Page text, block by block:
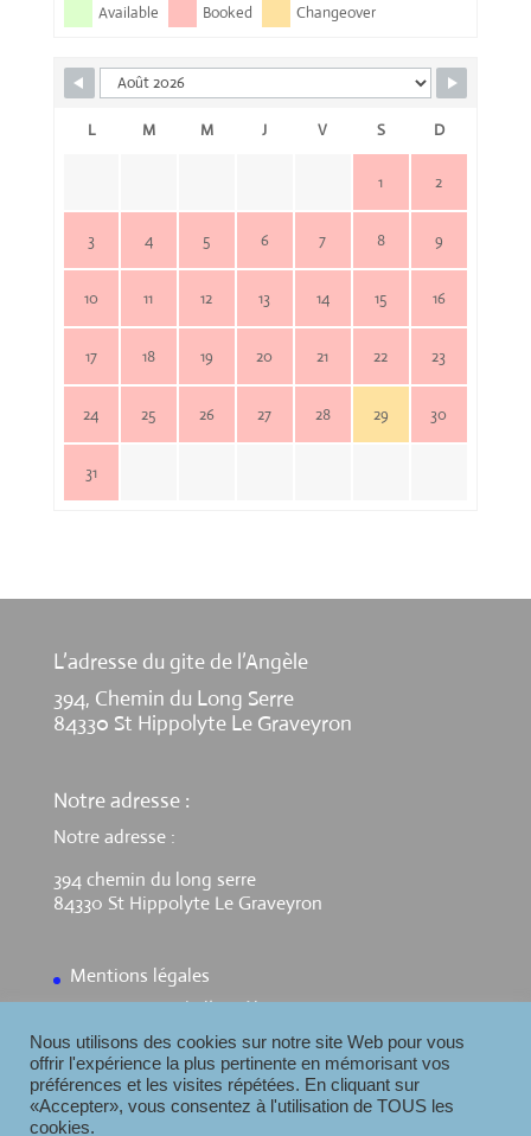
Available Booked Changeover
L M M J V S D
1 2
3 4 5 6 7 8 9
10 11 12 13 14 15 16
17 18 19 20 21 22 23
24 25 26 27 28 29 30
31
L’adresse du gite de l’Angèle
394, Chemin du Long Serre
84330 St Hippolyte Le Graveyron
Notre adresse :
Notre adresse :
394 chemin du long serre
84330 St Hippolyte Le Graveyron
Mentions légales
Contact Gite de l’Angèle
Nous utilisons des cookies sur notre site Web pour vous
offrir l'expérience la plus pertinente en mémorisant vos
préférences et les visites répétées. En cliquant sur
«Accepter», vous consentez à l'utilisation de TOUS les
cookies.